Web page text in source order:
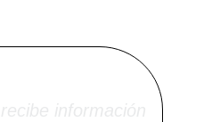
información